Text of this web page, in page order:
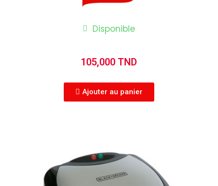
Disponible
105,000 TND
Ajouter au panier